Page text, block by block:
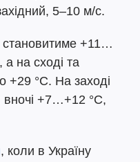
5–10 м/с.
становитиме +11…
на сході та
+29 °C. На заході
вночі +7…+12 °C,
, коли в Україну